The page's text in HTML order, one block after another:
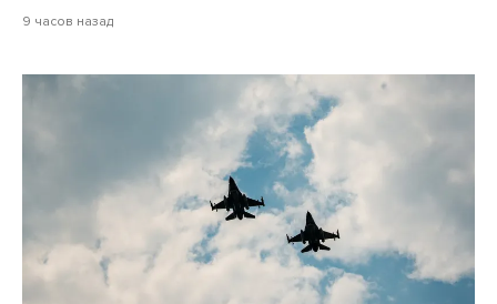
9 часов назад